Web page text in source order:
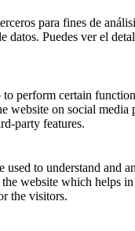
para fines de
datos. Puedes ver el
perform certain
website on social media
party features.
used to understand and
website which helps
the visitors.